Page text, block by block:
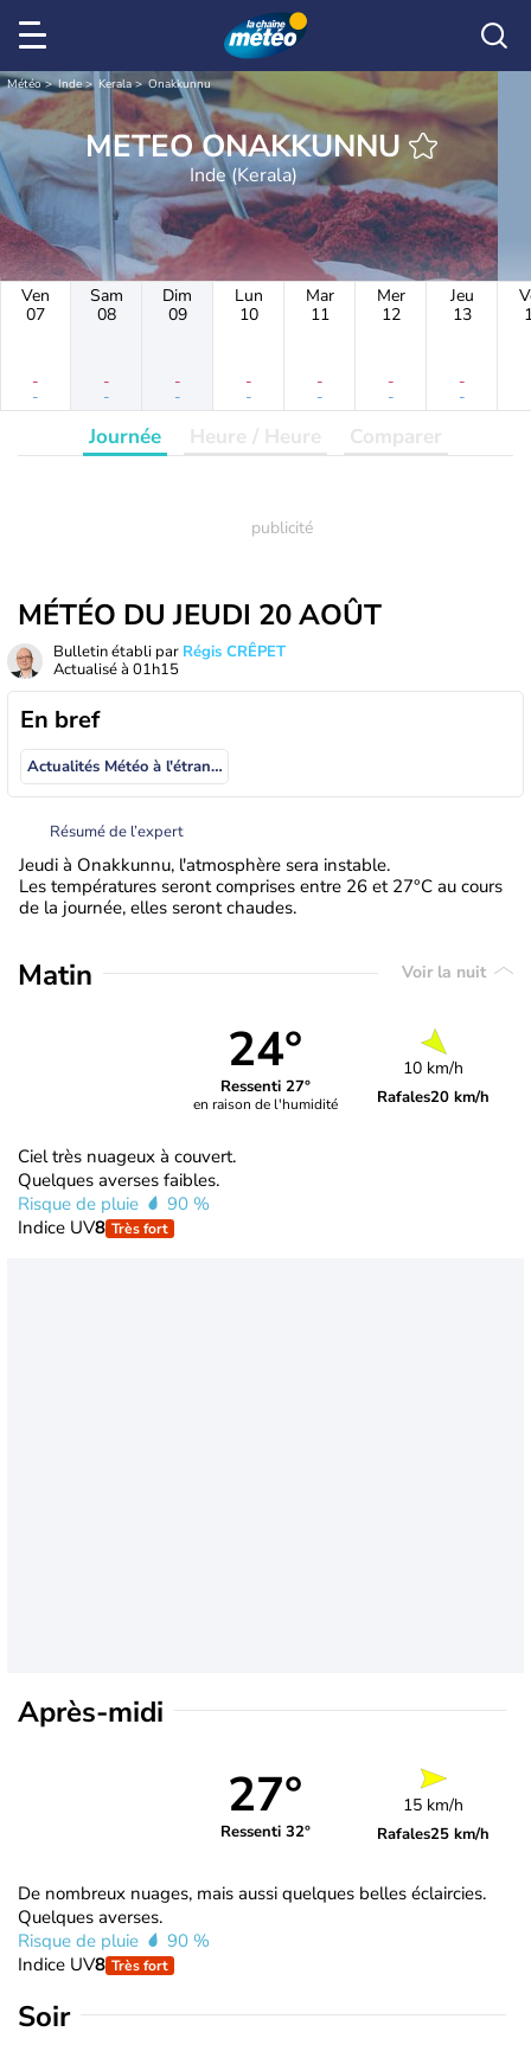
Météo Inde Kerala Onakkunnu
METEO ONAKKUNNU
Inde (Kerala)
Ven
07
-
-
Sam
08
-
-
Dim
09
-
-
Lun
10
-
-
Mar
11
-
-
Mer
12
-
-
Jeu
13
-
-
Journée Heure / Heure Comparer
MÉTÉO DU JEUDI 20 AOÛT
Bulletin établi par Régis CRÊPET
Actualisé à 01h15
En bref
Actualités Météo à l'étranger
Résumé de l’expert
Jeudi à Onakkunnu, l'atmosphère sera instable.
Les températures seront comprises entre 26 et 27°C au cours
de la journée, elles seront chaudes.
Matin Voir la nuit
24°
Ressenti 27°
en raison de l'humidité
10 km/h
Rafales20 km/h
Ciel très nuageux à couvert.
Quelques averses faibles.
Risque de pluie
90 %
Indice UV8 Très fort
Après-midi
27°
Ressenti 32°
15 km/h
Rafales25 km/h
De nombreux nuages, mais aussi quelques belles éclaircies.
Quelques averses.
Risque de pluie
90 %
Indice UV8 Très fort
Soir